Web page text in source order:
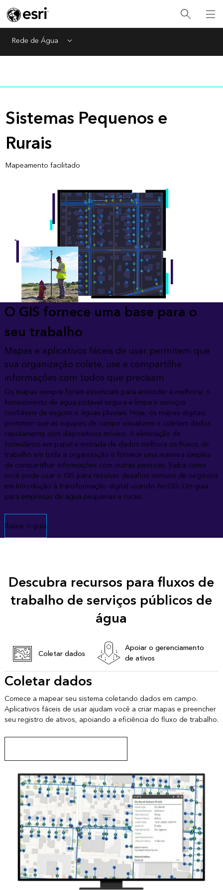
Rede de Água Menu
Sistemas Pequenos e
Rurais
Mapeamento facilitado
O GIS fornece uma base para o
seu trabalho
Mapas e aplicativos fáceis de usar permitem que
sua organização colete, use e compartilhe
informações com todos que precisam
Os mapas sempre foram essenciais para entender e melhorar o
fornecimento de água potável segura e limpa e serviços
confiáveis ​​de esgoto e águas pluviais. Hoje, os mapas digitais
permitem que as equipes de campo visualizem e coletem dados
rapidamente com dispositivos móveis. A eliminação de
formulários em papel e entrada de dados melhora os fluxos de
trabalho em toda a organização e fornece uma maneira simples
de compartilhar informações com outras pessoas. Saiba como
você pode usar o GIS para resolver desafios comuns de negócios
em Introdução à transformação digital usando ArcGIS: Um guia
para empresas de água pequenas e rurais.
Baixar o guia
Descubra recursos para fluxos de
trabalho de serviços públicos de
água
Coletar dados
Apoiar o gerenciamento
de ativos
Coletar dados
Comece a mapear seu sistema coletando dados em campo.
Aplicativos fáceis de usar ajudam você a criar mapas e preencher
seu registro de ativos, apoiando a eficiência do fluxo de trabalho.
Saiba mais sobre o ArcGIS Field Maps